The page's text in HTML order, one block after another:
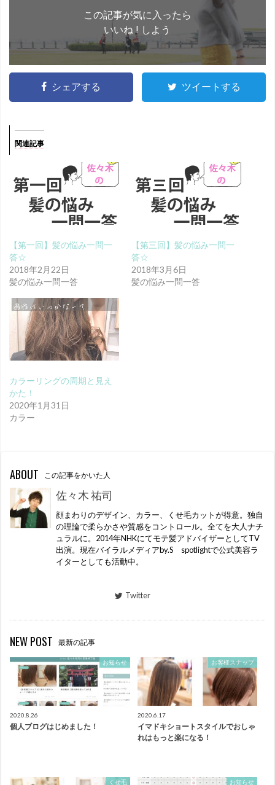
この記事が気に入ったら
いいね ! しよう
シェアする ツイートする
関連記事
【第一回】髪の悩み一問一
答☆
2018年2月22日
髪の悩み一問一答
【第三回】髪の悩み一問一
答☆
2018年3月6日
髪の悩み一問一答
カラーリングの周期と見え
かた！
2020年1月31日
カラー
ABOUT この記事をかいた人
佐々木 祐司
顔まわりのデザイン、カラー、くせ毛カットが得意。独自
の理論で柔らかさや質感をコントロール。全てを大人ナチ
ュラルに。2014年NHKにてモテ髪アドバイザーとしてTV
出演。現在バイラルメディアby.S spotlightで公式美容ラ
イターとしても活動中。
Twitter
NEW POST 最新の記事
お知らせ
2020.8.26
個人ブログはじめました！
お客様スナップ
2020.6.17
イマドキショートスタイルでおしゃ
れはもっと楽になる！
くせ毛 お知らせ